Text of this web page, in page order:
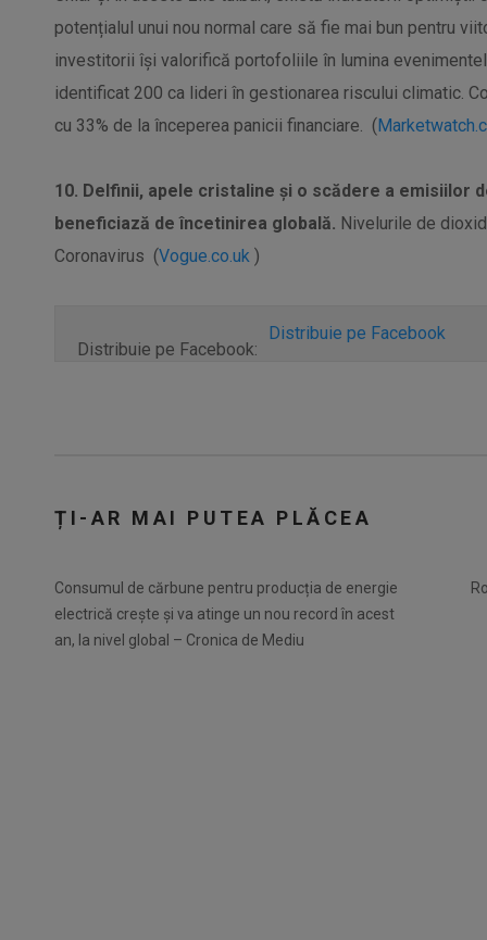
potențialul unui nou normal care să fie mai bun pentru
investitorii își valorifică portofoliile în lumina
identificat 200 ca lideri în gestionarea riscului climatic.
cu 33% de la începerea panicii financiare. (
10. Delfinii, apele cristaline și o scădere a emisiilor
beneficiază de încetinirea globală. Nivelurile de
Coronavirus (Vogue.co.uk )
Distribuie pe Facebook:
Distribuie pe Facebook
ȚI-AR MAI PUTEA PLĂCEA
Consumul de cărbune pentru producția de energie
electrică crește și va atinge un nou record în acest
an, la nivel global – Cronica de Mediu